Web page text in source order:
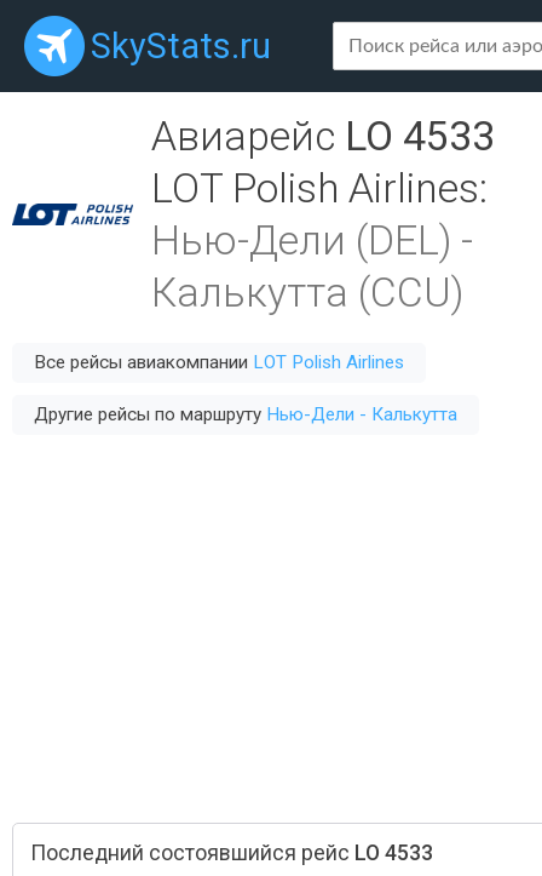
SkyStats.ru
Авиарейс LO 4533
LOT Polish Airlines:
Нью-Дели (DEL) -
Калькутта (CCU)
Все рейсы авиакомпании LOT Polish Airlines
Другие рейсы по маршруту Нью-Дели - Калькутта
Последний состоявшийся рейс LO 4533